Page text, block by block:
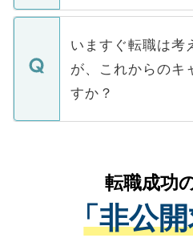
関を公にしてしまう
に、医療機関が求め
みを人材紹介会社に
ています。
定を承諾する必要は
の辞退の連絡はキャ
個人情報が漏えいす
で、ご安心ください
などで収集したご登
ご本人のキャリアア
支援を目的に使用い
ているすべての個人
は、個人情報の取り
管理基準を満たした
る、プライバシーマ
いますぐ転職は考
が、これからのキ
すか？
かがいして、現在の
経験をまじえながら
させていただきます
ない方には、長期的
転職成功
「非公